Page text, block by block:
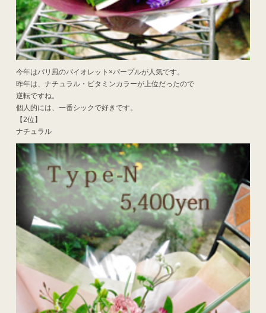
今年はパリ風のバイオレット×パープルが人気です。
昨年は、ナチュラル・ビタミンカラーが上位だったので
逆転ですね。
個人的には、一番シックで好きです。
【2位】
ナチュラル